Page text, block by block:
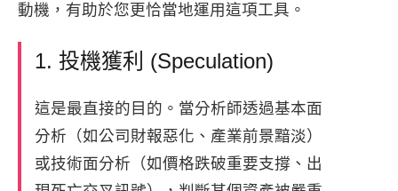
動機，有助於您更恰當地運用這項工具。
1. 投機獲利 (Speculation)
這是最直接的目的。當分析師透過基本面
分析（如公司財報惡化、產業前景黯淡）
或技術面分析（如價格跌破重要支撐、出